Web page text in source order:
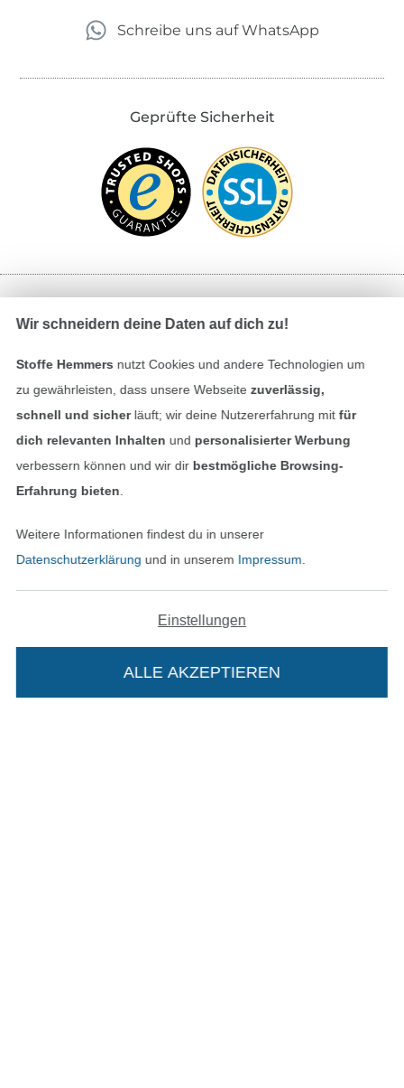
Schreibe uns auf WhatsApp
Geprüfte Sicherheit
Bezahlen mit
In den deutschen Shop wechseln (aktuell
Wir schneidern deine Daten auf dich zu!
Stoffe Hemmers nutzt Cookies und andere Technologien um
zu gewährleisten, dass unsere Webseite zuverlässig,
schnell und sicherläuft; wir deine Nutzererfahrung mitfür
dich relevanten Inhalten und personalisierter Werbung
verbessern können und wir dir bestmögliche Browsing-
Erfahrung bieten
Weitere Informationen findest du in unserer
Datenschutzerklärung und in unserem Impressum
Einstellungen
ALLE AKZEPTIEREN